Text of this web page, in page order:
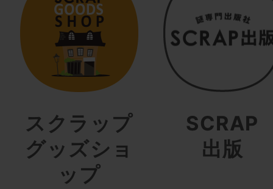
スクラップ
グッズショ
ップ
SCRAP
出版